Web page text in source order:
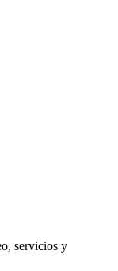
servicios y